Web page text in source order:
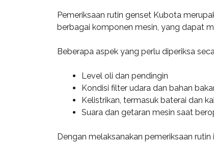
Pemeriksaan rutin genset Kubota
berbagai komponen mesin, yang dapat
Beberapa aspek yang perlu diperiksa
Level oli dan pendingin
Kondisi filter udara dan bahan
Kelistrikan, termasuk baterai dan
Suara dan getaran mesin saat
Dengan melaksanakan pemeriksaan